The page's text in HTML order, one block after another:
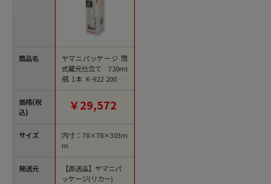
商品名
価格(税
込)
サイズ
発送元
ヤマニパッケージ 筒
式蔵元仕立て 720ml
瓶 1本 K-922 200枚/
箱（ご注文単位1箱）
￥29,572
内寸：78×78×303m
m
【直送品】ヤマニパ
ッケージ(リカー)